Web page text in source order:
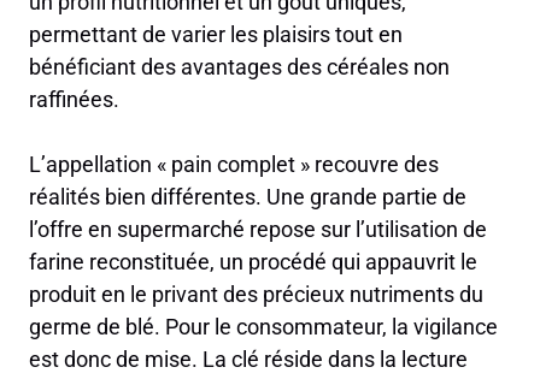
permettant de varier les plaisirs tout en
bénéficiant des avantages des céréales non
raffinées.
L’appellation « pain complet » recouvre des
réalités bien différentes. Une grande partie de
l’offre en supermarché repose sur l’utilisation de
farine reconstituée, un procédé qui appauvrit le
produit en le privant des précieux nutriments du
germe de blé. Pour le consommateur, la vigilance
est donc de mise. La clé réside dans la lecture